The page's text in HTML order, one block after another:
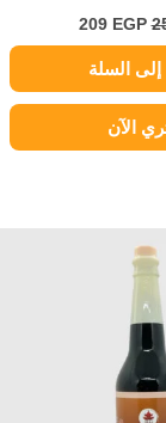
209 EGP
إلى السلة
الآن
الأصلي
هو:
165 EGP.